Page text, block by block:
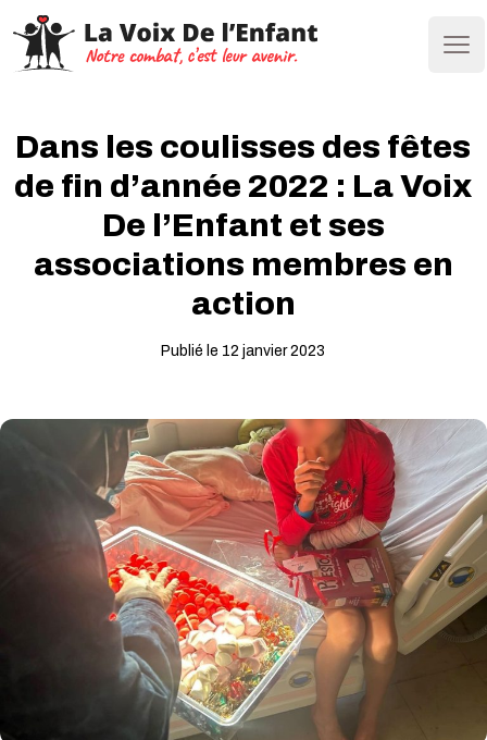
Dans les coulisses des fêtes
de fin d’année 2022 : La Voix
De l’Enfant et ses
associations membres en
action
Publié le 12 janvier 2023